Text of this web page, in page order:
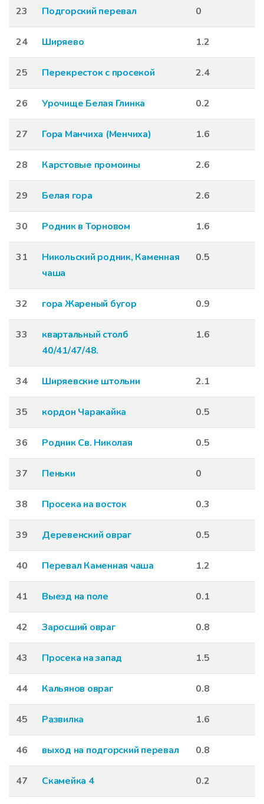
23 Подгорский перевал 0
24 Ширяево 1.2
25 Перекресток с просекой 2.4
26 Урочище Белая Глинка 0.2
27 Гора Манчиха (Менчиха) 1.6
28 Карстовые промоины 2.6
29 Белая гора 2.6
30 Родник в Торновом 1.6
31
Никольский родник, Каменная
чаша
0.5
32 гора Жареный бугор 0.9
33
квартальный столб
40/41/47/48.
1.6
34 Ширяевские штольни 2.1
35 кордон Чаракайка 0.5
36 Родник Св. Николая 0.5
37 Пеньки 0
38 Просека на восток 0.3
39 Деревенский овраг 0.5
40 Перевал Каменная чаша 1.2
41 Выезд на поле 0.1
42 Заросший овраг 0.8
43 Просека на запад 1.5
44 Кальянов овраг 0.8
45 Развилка 1.6
46 выход на подгорский перевал 0.8
47 Скамейка 4 0.2